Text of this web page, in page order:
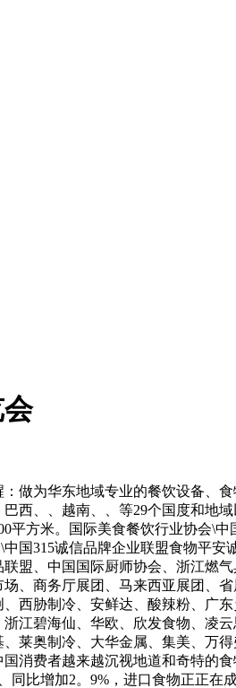
为华东地域专业的餐饮设备、
西、、越南、、等29个国度和地
平方米。国际美食餐饮行业协会\
国315诚信品牌企业联盟食物平
盟、中国国际厨师协会、浙江燃
商务厅展团、马来西亚展团、
西胁制冷、安鲜达、酸辣粉、广
碧海仙、华欧、欣发食物、凌
莱奥制冷、大华金属、集美、万
消费者越来越沉视地道和奇特的
比增加2。9%，进口食物正正